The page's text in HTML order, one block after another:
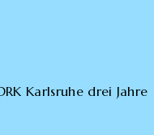
Karlsruhe drei Jahre